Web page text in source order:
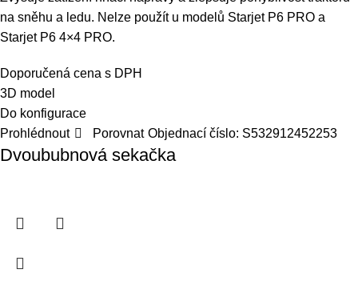
na sněhu a ledu. Nelze použít u modelů Starjet P6 PRO a
Starjet P6 4×4 PRO.
Doporučená cena s DPH
3D model
Do konfigurace
Prohlédnout
Porovnat Objednací číslo: S532912452253
Dvoububnová sekačka